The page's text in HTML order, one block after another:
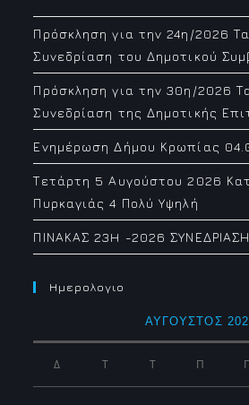
Πρόσκληση για την 24η/2026
Συνεδρίαση του Δημοτικού
Πρόσκληση για την 30η/2026
Συνεδρίαση της Δημοτικής
Ενημέρωση Δήμου Κρωπίας
Τετάρτη 5 Αυγούστου 2026
Πυρκαγιάς 4 Πολύ Υψηλή
ΠΙΝΑΚΑΣ 23H -2026
Ημερολογιο
ΑΎΓΟΥΣΤΟΣ
Δ Τ Τ Π